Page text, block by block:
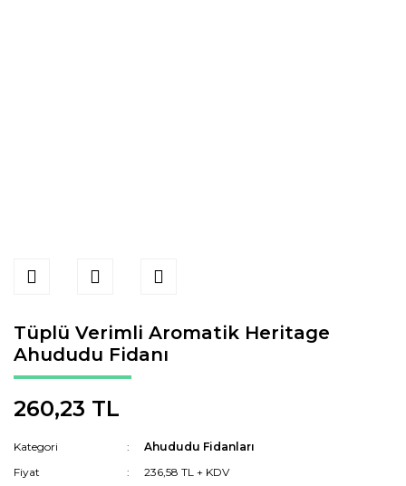
Tüplü Verimli Aromatik Heritage
Ahududu Fidanı
260,23 TL
Kategori
Ahududu Fidanları
Fiyat
236,58 TL + KDV